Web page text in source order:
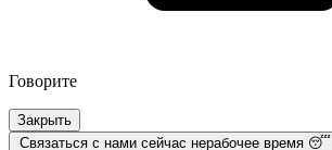
Говорите
Закрыть
Связаться с нами сейчас нерабочее время 😴